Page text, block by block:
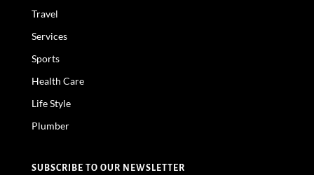
Travel
Services
Sports
Health Care
Life Style
Plumber
SUBSCRIBE TO OUR NEWSLETTER